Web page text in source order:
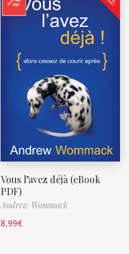
Vous l’avez déjà (eBook
PDF)
Andrew Wommack
8,99€